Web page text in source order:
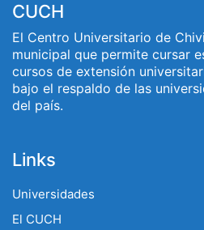
CUCH
El Centro Universitario de
municipal que permite cursar
cursos de extensión
bajo el respaldo de las
del país.
Links
Universidades
El CUCH